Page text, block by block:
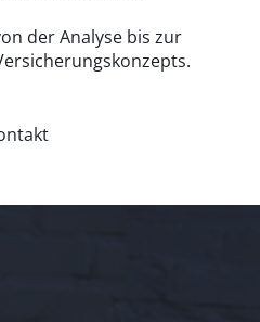
der Analyse bis zur